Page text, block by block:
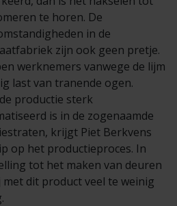
te horen. De
in de
zijn ook geen pretje.
werknemers vanwege de lijm
last van tranende ogen.
productie sterk
is in de zogenaamde
krijgt Piet Berkvens
op het productieproces. In
tot het maken van deuren
met dit product veel te weinig